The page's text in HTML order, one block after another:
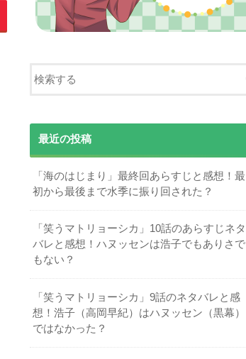
最近の投稿
「海のはじまり」最終回あらすじと感想！最
初から最後まで水季に振り回された？
「笑うマトリョーシカ」10話のあらすじネタ
バレと感想！ハヌッセンは浩子でもありさで
もない？
「笑うマトリョーシカ」9話のネタバレと感
想！浩子（高岡早紀）はハヌッセン（黒幕）
ではなかった？